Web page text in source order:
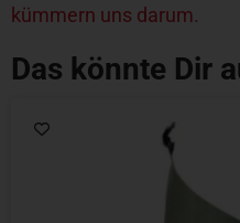
kümmern uns darum.
Das könnte Dir